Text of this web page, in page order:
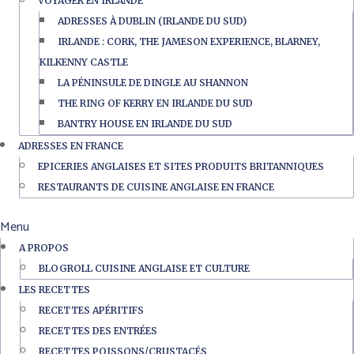
ADRESSES À DUBLIN (IRLANDE DU SUD)
IRLANDE : CORK, THE JAMESON EXPERIENCE, BLARNEY,
KILKENNY CASTLE
LA PÉNINSULE DE DINGLE AU SHANNON
THE RING OF KERRY EN IRLANDE DU SUD
BANTRY HOUSE EN IRLANDE DU SUD
ADRESSES EN FRANCE
EPICERIES ANGLAISES ET SITES PRODUITS BRITANNIQUES
RESTAURANTS DE CUISINE ANGLAISE EN FRANCE
Menu
A PROPOS
BLOGROLL CUISINE ANGLAISE ET CULTURE
LES RECETTES
RECETTES APÉRITIFS
RECETTES DES ENTRÉES
RECETTES POISSONS/CRUSTACÉS